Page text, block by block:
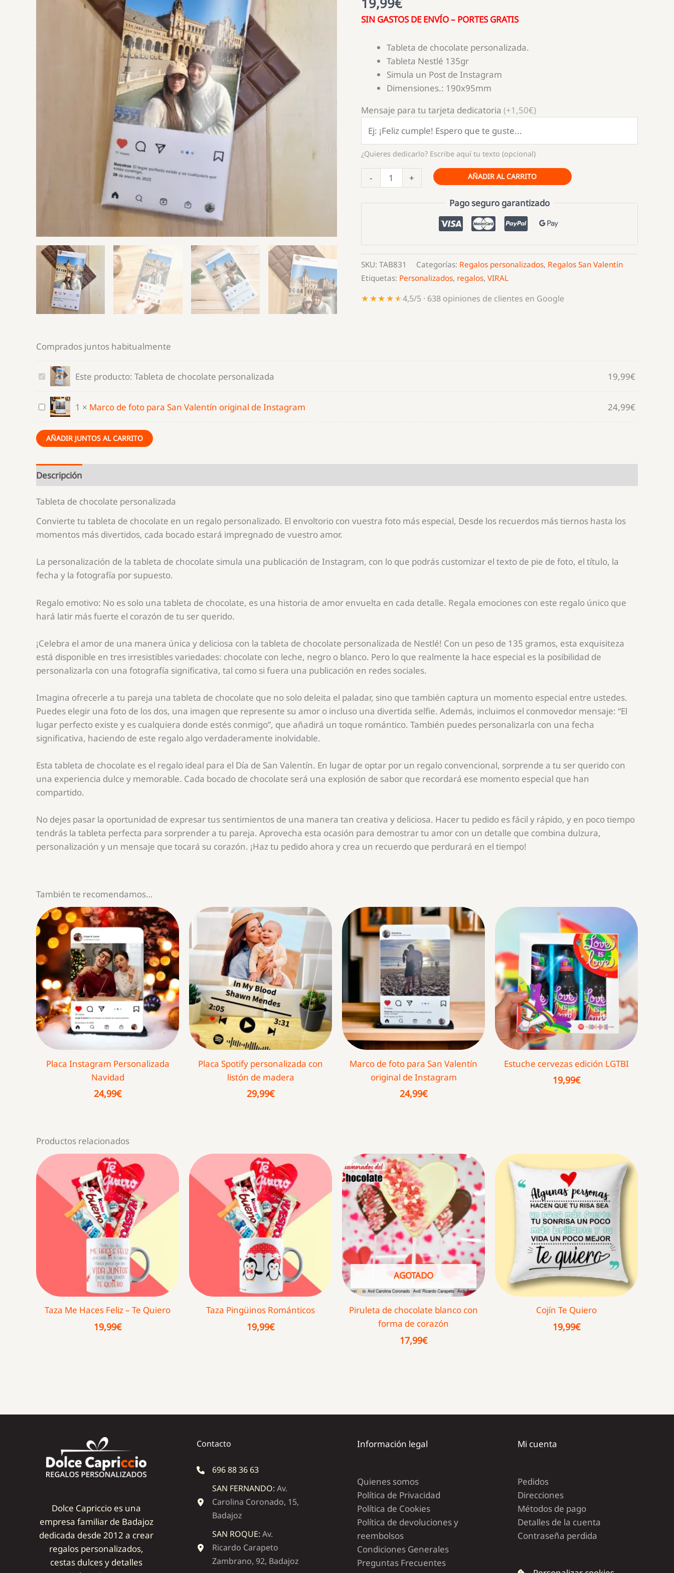
SIN GASTOS DE ENVÍO – PORTES GRATIS
Tableta de chocolate personalizada.
Tableta Nestlé 135gr
Simula un Post de Instagram
Dimensiones.: 190x95mm
Mensaje para tu tarjeta dedicatoria (+1,50€)
¿Quieres dedicarlo? Escribe aquí tu texto (opcional)
-
Tableta
de
chocolate
+ AÑADIR AL CARRITO
Pago seguro garantizado
SKU: TAB831 Categorías: Regalos personalizados, Regalos San Valentín
Etiquetas: Personalizados, regalos, VIRAL
★★★★★
★★★★★4,5/5 · 638 opiniones de clientes en Google
Comprados juntos habitualmente
Tableta
chocolate
personalizada
Este producto: Tableta de chocolate personalizada 19,99€
Marco
foto
para
San
Valentín
original
de
Instagram
1 × Marco de foto para San Valentín original de Instagram 24,99€
AÑADIR JUNTOS AL CARRITO
Descripción
Tableta de chocolate personalizada
Convierte tu tableta de chocolate en un regalo personalizado. El envoltorio con vuestra foto más especial, Desde los recuerdos más tiernos hasta los
momentos más divertidos, cada bocado estará impregnado de vuestro amor.
La personalización de la tableta de chocolate simula una publicación de Instagram, con lo que podrás customizar el texto de pie de foto, el título, la
fecha y la fotografía por supuesto.
Regalo emotivo: No es solo una tableta de chocolate, es una historia de amor envuelta en cada detalle. Regala emociones con este regalo único que
hará latir más fuerte el corazón de tu ser querido.
¡Celebra el amor de una manera única y deliciosa con la tableta de chocolate personalizada de Nestlé! Con un peso de 135 gramos, esta exquisiteza
está disponible en tres irresistibles variedades: chocolate con leche, negro o blanco. Pero lo que realmente la hace especial es la posibilidad de
personalizarla con una fotografía significativa, tal como si fuera una publicación en redes sociales.
Imagina ofrecerle a tu pareja una tableta de chocolate que no solo deleita el paladar, sino que también captura un momento especial entre ustedes.
Puedes elegir una foto de los dos, una imagen que represente su amor o incluso una divertida selfie. Además, incluimos el conmovedor mensaje: “El
lugar perfecto existe y es cualquiera donde estés conmigo”, que añadirá un toque romántico. También puedes personalizarla con una fecha
significativa, haciendo de este regalo algo verdaderamente inolvidable.
Esta tableta de chocolate es el regalo ideal para el Día de San Valentín. En lugar de optar por un regalo convencional, sorprende a tu ser querido con
una experiencia dulce y memorable. Cada bocado de chocolate será una explosión de sabor que recordará ese momento especial que han
compartido.
No dejes pasar la oportunidad de expresar tus sentimientos de una manera tan creativa y deliciosa. Hacer tu pedido es fácil y rápido, y en poco tiempo
tendrás la tableta perfecta para sorprender a tu pareja. Aprovecha esta ocasión para demostrar tu amor con un detalle que combina dulzura,
personalización y un mensaje que tocará su corazón. ¡Haz tu pedido ahora y crea un recuerdo que perdurará en el tiempo!
También te recomendamos…
Placa Instagram Personalizada
Navidad
24,99€
Placa Spotify personalizada con
listón de madera
29,99€
Marco de foto para San Valentín
original de Instagram
24,99€
Estuche cervezas edición LGTBI
19,99€
Productos relacionados
Taza Me Haces Feliz – Te Quiero
19,99€
Taza Pingüinos Románticos
19,99€
AGOTADO
Piruleta de chocolate blanco con
forma de corazón
17,99€
Cojín Te Quiero
19,99€
Dolce Capriccio es una
empresa familiar de Badajoz
dedicada desde 2012 a crear
regalos personalizados,
cestas dulces y detalles
Contacto
696 88 36 63
SAN FERNANDO: Av.
Carolina Coronado, 15,
Badajoz
SAN ROQUE: Av.
Ricardo Carapeto
Zambrano, 92, Badajoz
Información legal
Quienes somos
Política de Privacidad
Política de Cookies
Política de devoluciones y
reembolsos
Condiciones Generales
Preguntas Frecuentes
Mi cuenta
Pedidos
Direcciones
Métodos de pago
Detalles de la cuenta
Contraseña perdida